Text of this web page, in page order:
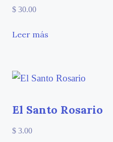
$ 30.00
Leer más
El Santo Rosario
$ 3.00